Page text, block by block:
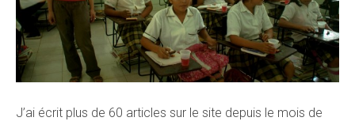
J’ai écrit plus de 60 articles sur le site depuis le mois de